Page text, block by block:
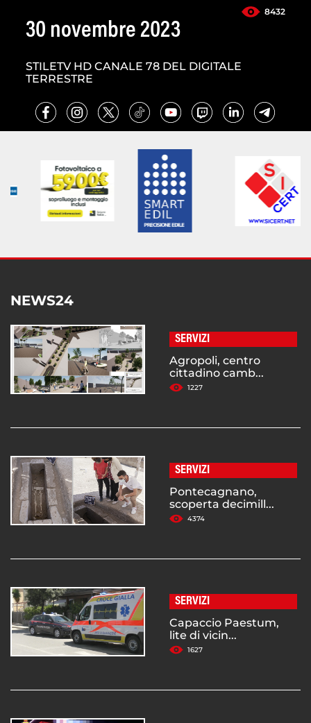
8432
30 novembre 2023
STILETV HD CANALE 78 DEL DIGITALE
TERRESTRE
NEWS24
SERVIZI
Agropoli, centro
cittadino camb...
1227
SERVIZI
Pontecagnano,
scoperta decimill...
4374
SERVIZI
Capaccio Paestum,
lite di vicin...
1627